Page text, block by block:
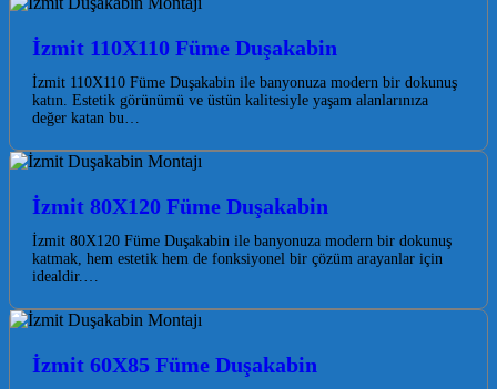
İzmit 110X110 Füme Duşakabin
İzmit 110X110 Füme Duşakabin ile banyonuza modern bir dokunuş
katın. Estetik görünümü ve üstün kalitesiyle yaşam alanlarınıza
değer katan bu…
İzmit 80X120 Füme Duşakabin
İzmit 80X120 Füme Duşakabin ile banyonuza modern bir dokunuş
katmak, hem estetik hem de fonksiyonel bir çözüm arayanlar için
idealdir.…
İzmit 60X85 Füme Duşakabin